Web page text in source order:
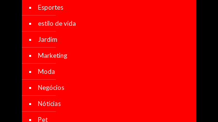
Esportes
estilo de vida
Jardim
Marketing
Moda
Negócios
Nótícias
Pet